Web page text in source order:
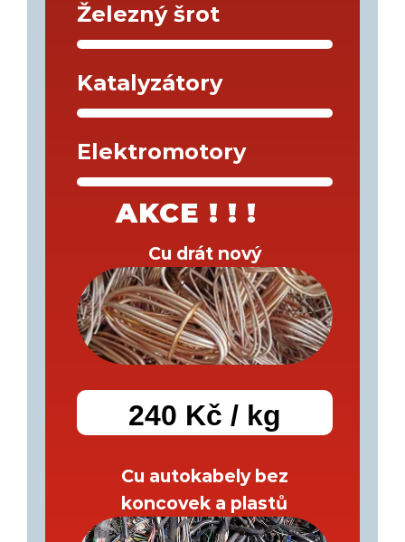
Železný šrot
Katalyzátory
Elektromotory
AKCE ! ! !
Cu drát nový
240 Kč / kg
Cu autokabely bez
koncovek a plastů